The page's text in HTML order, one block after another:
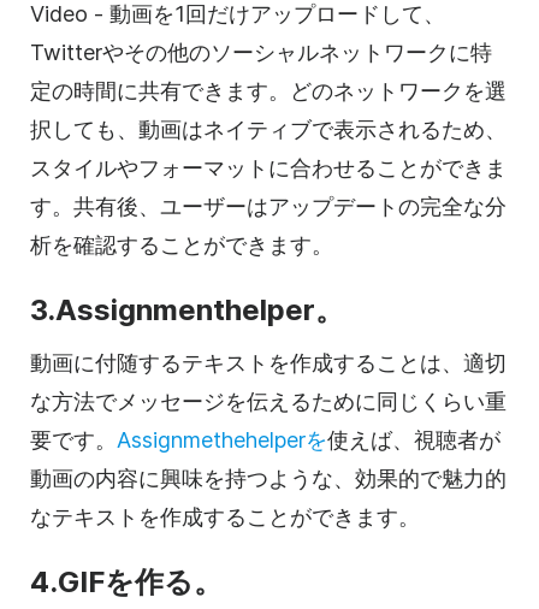
Video - 動画を1回だけアップロードして、
Twitterやその他のソーシャルネットワークに特
定の時間に共有できます。どのネットワークを選
択しても、動画はネイティブで表示されるため、
スタイルやフォーマットに合わせることができま
す。共有後、ユーザーはアップデートの完全な分
析を確認することができます。
3.Assignmenthelper。
動画に付随するテキストを作成することは、適切
な方法でメッセージを伝えるために同じくらい重
要です。 Assignmethehelperを使えば、視聴者が
動画の内容に興味を持つような、効果的で魅力的
なテキストを作成することができます。
4.GIFを作る。